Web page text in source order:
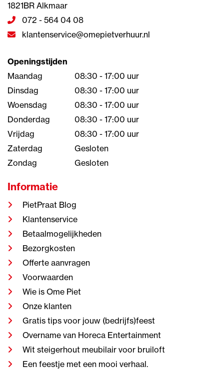
1821BR Alkmaar
072 - 564 04 08
klantenservice@omepietverhuur.nl
Openingstijden
Maandag
08:30 - 17:00 uur
Dinsdag
08:30 - 17:00 uur
Woensdag
08:30 - 17:00 uur
Donderdag
08:30 - 17:00 uur
Vrijdag
08:30 - 17:00 uur
Zaterdag
Gesloten
Zondag
Gesloten
Informatie
PietPraat Blog
Klantenservice
Betaalmogelijkheden
Bezorgkosten
Offerte aanvragen
Voorwaarden
Wie is Ome Piet
Onze klanten
Gratis tips voor jouw (bedrijfs)feest
Overname van Horeca Entertainment
Wit steigerhout meubilair voor bruiloft
Een feestje met een mooi verhaal.